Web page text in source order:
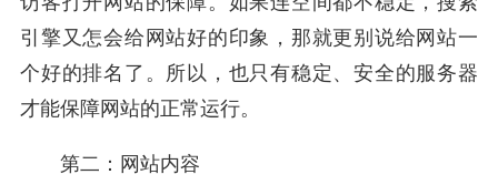
引擎又怎会给网站好的印象，那就更别说给网站一
个好的排名了。所以，也只有稳定、安全的服务器
才能保障网站的正常运行。
第二：网站内容